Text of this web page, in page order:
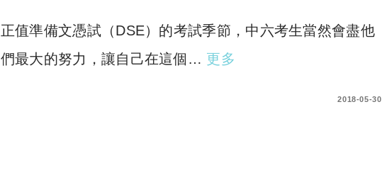
正值準備文憑試（DSE）的考試季節，中六考生當然會盡他
們最大的努力，讓自己在這個… 更多
2018-05-30